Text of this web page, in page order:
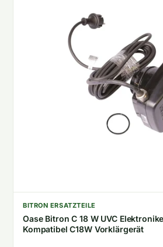
BITRON ERSATZTEILE
Oase Bitron C 18 W UVC
Kompatibel C18W Vorklärgerät